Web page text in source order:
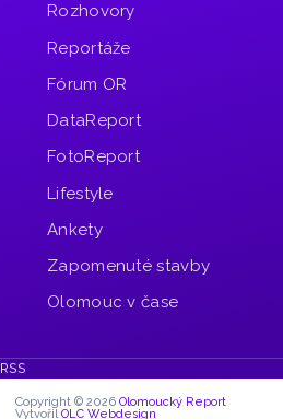
Rozhovory
Reportáže
Fórum OR
DataReport
FotoReport
Lifestyle
Ankety
Zapomenuté stavby
Olomouc v čase
RSS
Copyright © 2026 Olomoucký Report
Vytvořil OLC Webdesign